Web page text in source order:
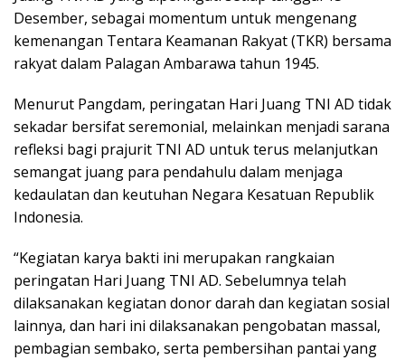
Desember, sebagai momentum untuk mengenang
kemenangan Tentara Keamanan Rakyat (TKR) bersama
rakyat dalam Palagan Ambarawa tahun 1945.
Menurut Pangdam, peringatan Hari Juang TNI AD tidak
sekadar bersifat seremonial, melainkan menjadi sarana
refleksi bagi prajurit TNI AD untuk terus melanjutkan
semangat juang para pendahulu dalam menjaga
kedaulatan dan keutuhan Negara Kesatuan Republik
Indonesia.
“Kegiatan karya bakti ini merupakan rangkaian
peringatan Hari Juang TNI AD. Sebelumnya telah
dilaksanakan kegiatan donor darah dan kegiatan sosial
lainnya, dan hari ini dilaksanakan pengobatan massal,
pembagian sembako, serta pembersihan pantai yang